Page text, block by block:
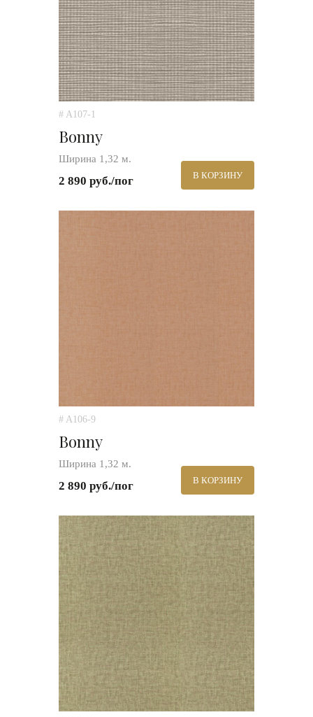
# A107-1
Bonny
Ширина 1,32 м.
2 890 руб./пог В КОРЗИНУ
# A106-9
Bonny
Ширина 1,32 м.
2 890 руб./пог В КОРЗИНУ